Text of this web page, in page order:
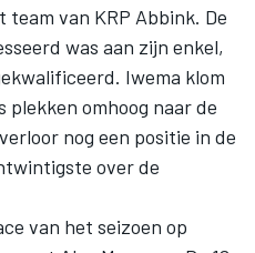
van KRP Abbink. De
was aan zijn enkel,
Iwema klom
omhoog naar de
nog een positie in de
over de
van het seizoen op